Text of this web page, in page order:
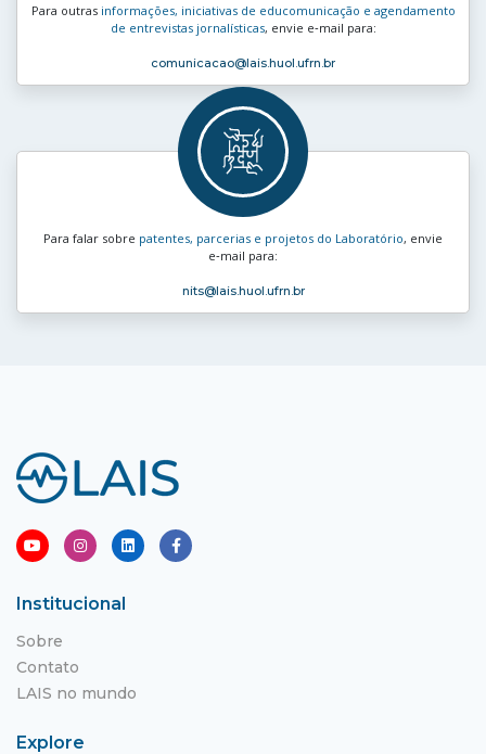
Para outras informações, iniciativas de educomunicação e agendamento
de entrevistas jornalísticas, envie e‑mail para:
comunicacao@lais.huol.ufrn.br
Para falar sobre patentes, parcerias e projetos do Laboratório, envie
e‑mail para:
nits@lais.huol.ufrn.br
Institucional
Sobre
Contato
LAIS no mundo
Explore